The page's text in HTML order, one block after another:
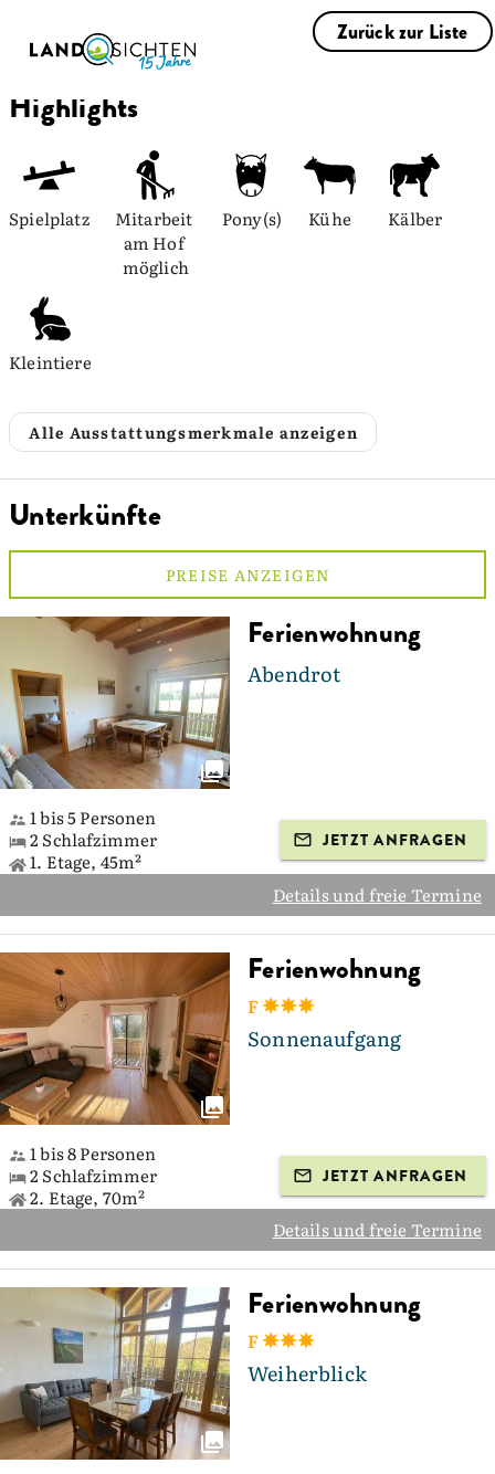
Zurück zur Liste
Highlights
Spielplatz
Mitarbeit
am Hof
möglich
Pony(s) Kühe Kälber
Kleintiere
Alle Ausstattungsmerkmale anzeigen
Unterkünfte
PREISE ANZEIGEN
Ferienwohnung
Abendrot
1 bis 5 Personen
2 Schlafzimmer
1. Etage, 45m²
JETZT ANFRAGEN
Details und freie Termine
Ferienwohnung
F
Sonnenaufgang
1 bis 8 Personen
2 Schlafzimmer
2. Etage, 70m²
JETZT ANFRAGEN
Details und freie Termine
Ferienwohnung
F
Weiherblick